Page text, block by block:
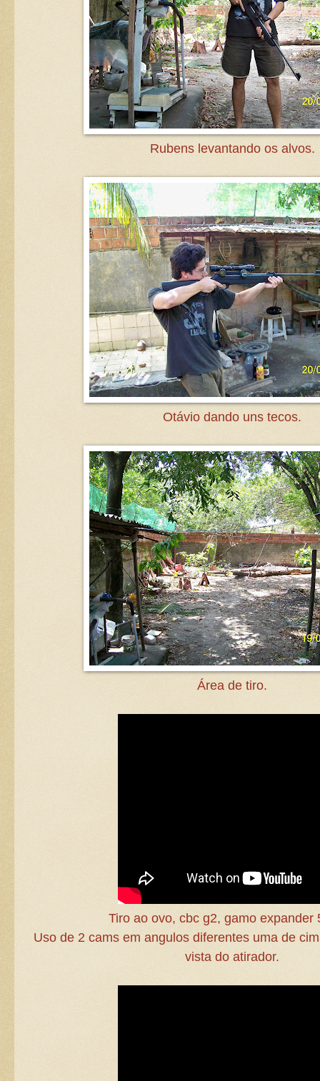
Rubens levantando os alvos.
Otávio dando uns tecos.
Área de tiro.
Tiro ao ovo, cbc g2, gamo expander
Uso de 2 cams em angulos diferentes uma de
vista do atirador.